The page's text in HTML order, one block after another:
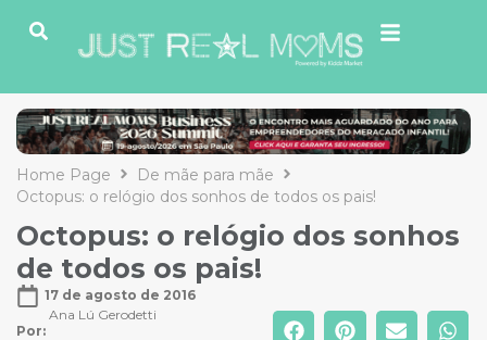
Home Page
De mãe para mãe
Octopus: o relógio dos sonhos de todos os pais!
Octopus: o relógio dos sonhos
de todos os pais!
17 de agosto de 2016
Por:
Ana Lú Gerodetti